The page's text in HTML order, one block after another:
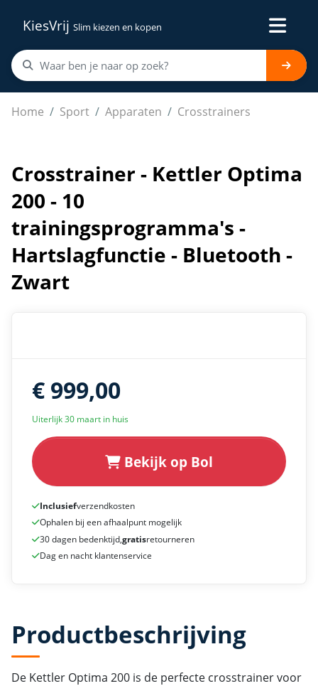
KiesVrij Slim kiezen en kopen
Home Sport Apparaten Crosstrainers
Crosstrainer - Kettler Optima 200 - 10
Crosstrainer - Kettler Optima
200 - 10
trainingsprogramma's -
Hartslagfunctie - Bluetooth -
Zwart
€ 999,00
Uiterlijk 30 maart in huis
Bekijk op Bol
Inclusiefverzendkosten
Ophalen bij een afhaalpunt mogelijk
30 dagen bedenktijd,gratisretourneren
Dag en nacht klantenservice
Productbeschrijving
De Kettler Optima 200 is de perfecte crosstrainer voor